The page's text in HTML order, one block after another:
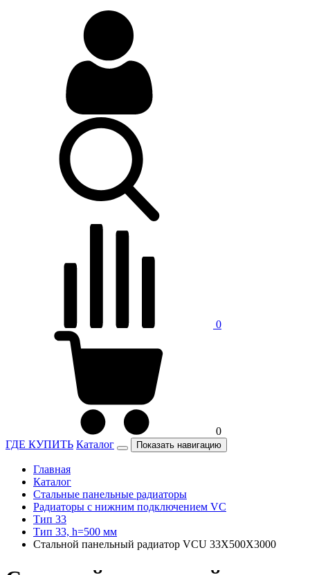
0
0
ГДЕ КУПИТЬ Каталог Показать навигацию
Главная
Каталог
Стальные панельные радиаторы
Радиаторы c нижним подключением VC
Тип 33
Тип 33, h=500 мм
Стальной панельный радиатор VCU 33Х500X3000